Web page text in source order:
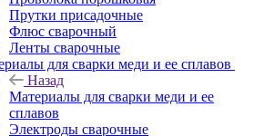
Прутки присадочные
Флюс сварочный
Ленты сварочные
для сварки меди и ее сплавов
Назад
Материалы для сварки меди и ее
сплавов
Электроды сварочные